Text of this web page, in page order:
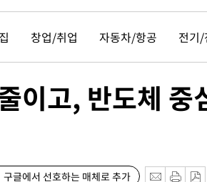
창업/취업 자동차/항공 전기
고, 반도체 중
구글에서 선호하는 매체로 추가